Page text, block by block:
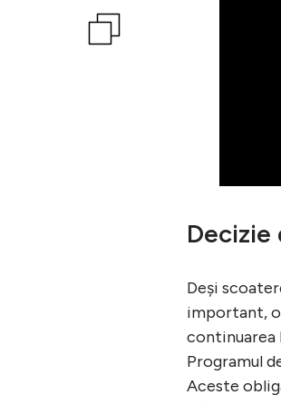
Deși
important,
continuarea
Programul
Aceste